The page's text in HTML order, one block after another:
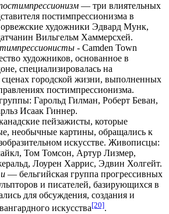
— три влиятельных
постимпрессионизма в
художники Эдвард Мунк,
Вильгельм Хаммерсхей.
- Camden Town
художников, основанное в
специализировалась на
сценах городской жизни, выполненных
постимпрессионизма.
Гарольд Гилман, Роберт Беван,
Исаак Гиннер.
пейзажисты, которые
необычные картины, обращались к
искусстве. Живописцы:
, Том Томсон, Артур Лизмер,
, Лоурен Харрис, Эдвин Холгейт.
— бельгийская группа прогрессивных
и писателей, базирующихся в
для обсуждения, создания и
искусства[20].